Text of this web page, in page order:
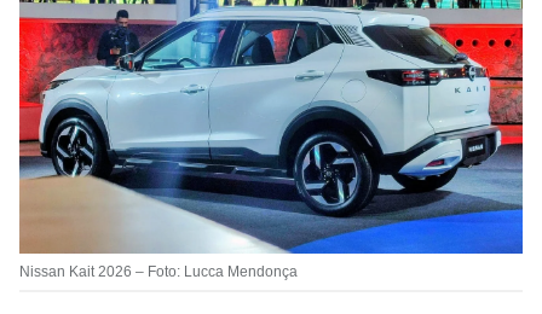
Nissan Kait 2026 – Foto: Lucca Mendonça